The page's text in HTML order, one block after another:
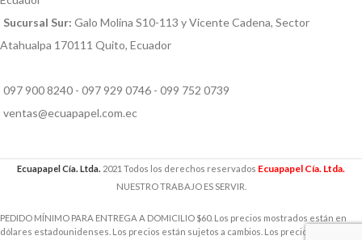
Sucursal Sur: Galo Molina S10-113 y Vicente Cadena, Sector
Atahualpa 170111 Quito, Ecuador
097 900 8240 - 097 929 0746 - 099 752 0739
ventas@ecuapapel.com.ec
Ecuapapel Cía. Ltda. 2021 Todos los derechos reservados Ecuapapel Cía. Ltda.
NUESTRO TRABAJO ES SERVIR.
PEDIDO MÍNIMO PARA ENTREGA A DOMICILIO $60. Los precios mostrados están en
dólares estadounidenses. Los precios están sujetos a cambios. Los precios incluyen